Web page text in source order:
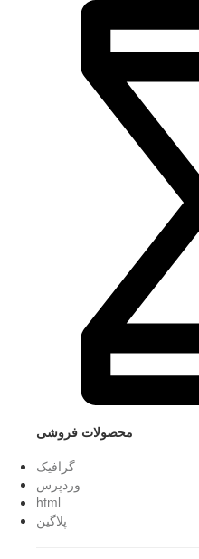
محصولات فروشی
گرافیک
وردپرس
html
پلاگین